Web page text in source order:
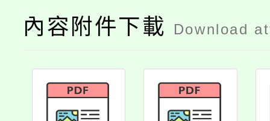
內容附件下載 Download